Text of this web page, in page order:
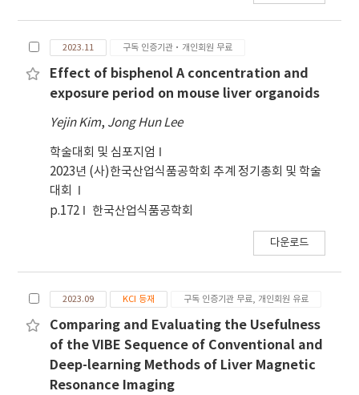
treatment with enzyme inducers. CYP1A2 and
CYP2C9 were not epxressed in HepG2 cells.
HepaRG cells exhibited significantly
post-treatment. Notably, enzyme
expression was notably higher in 3D cultures
than in 2D cultures. Collectively, these
findings suggest that HepaRG cells and 3D
cultures hold promise for evaluating DILI
65세 이상 또는 의사소통이 명확히 되는 간병증 환자
20명을 대상으로 진행하였으며, 동맥기 검사 직전에
백신 개념의 조영제 0.1 ml를 주입하여 환자 신체가
동맥기 검사를 진행하였다. 영상의학과 전문의 1명과
전문방사선사 4명이 영상을 평가하고, 환자로부터 조
영제 주입 후의 신체적 평가를 직접 확인하였다. 그 결
과로 정성적 평가인 5점 리커트 척도를 통하여 대응
표본 T-검정으로 유의한 차이가 있었고, 시행된 환자
느낌도 받을 수 없었으며, 환자의 조영제에 대한 두려
적 호흡곤란이 발생하지 않고 검사에 방해 요소가 줄
어든바, 약 1.78배 높아진 평가 를 얻을 수 있었고 동
맥기 검사에서 호흡정지 실패 발생 빈도가 줄어드는
것을 확인할 수 있었으며, 임상에서 높은 질의 영상을
얻을 수 있을 것이라 사료된다.
2023.11 구독 인증기관·개인회원 무료
Effect of bisphenol A concentration and
exposure period on mouse liver organoids
Yejin Kim, Jong Hun Lee
학술대회 및 심포지엄
2023년 (사)한국산업식품공학회 추계 정기총회 및 학술
대회
p.172
한국산업식품공학회
다운로드
2023.09 KCI 등재 구독 인증기관 무료, 개인회원 유료
Comparing and Evaluating the Usefulness
of the VIBE Sequence of Conventional and
Deep-learning Methods of Liver Magnetic
Resonance Imaging